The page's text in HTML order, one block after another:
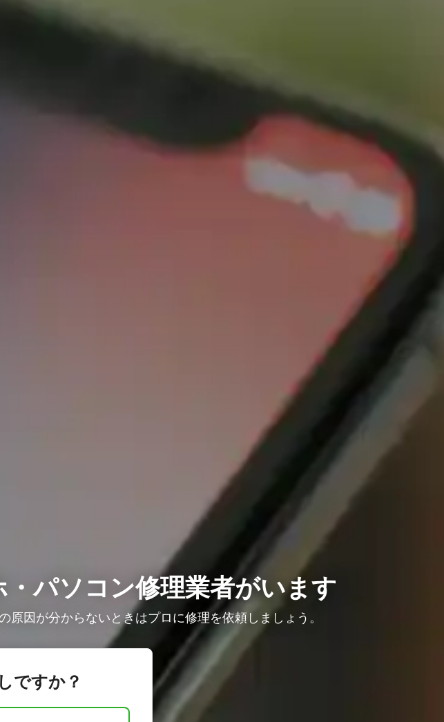
・パソコン修理業者がいます
因が分からないときはプロに修理を依頼しましょう。
ですか？